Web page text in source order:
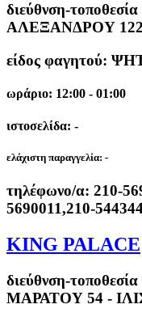
διεύθνση-
ΑΛΕΞΑΝΔΡΟΥ
είδος φαγητού:
ωράριο: 12:00 - 01:00
ιστοσελίδα: -
ελάχιστη παραγγελία: -
τηλέφωνο/α: 210-
5690011,210-
KING PALACE
διεύθνση-
ΜΑΡΑΤΟΥ 54 -